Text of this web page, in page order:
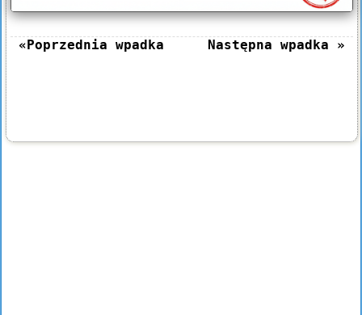
«Poprzednia wpadka Następna wpadka »